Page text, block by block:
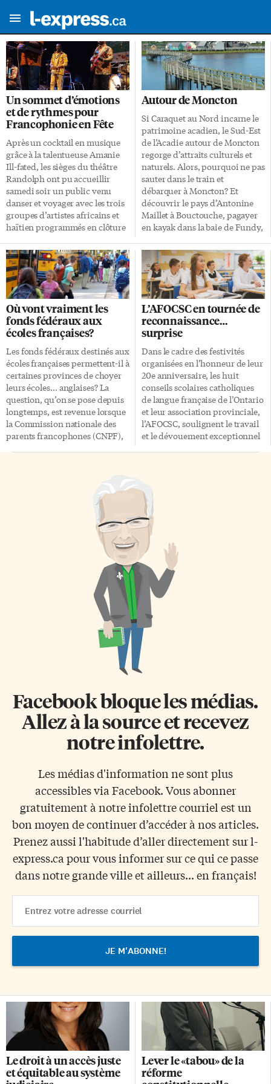
Un sommet d’émotions
et de rythmes pour
Francophonie en Fête
Après un cocktail en musique
grâce à la talentueuse Amanie
Ill-fated, les sièges du théâtre
Randolph ont pu accueillir
samedi soir un public venu
danser et voyager avec les trois
groupes d’artistes africains et
haïtien programmés en clôture
Fête 2017. La musique, un
langage C’était la première fois
que Francophonie en Fête
organisait une célébration
«afro-caribéenne». Ce soir-là,
qu’importe le dialecte, c’était la
musique et le rythme qui
étaient à l’honneur – pour
«décompresser», a dit le
présentateur Thierno Soumare
de CHOQ-FM. «La musique est
un langage à part, que tout le
monde peut comprendre»
confit […]
Autour de Moncton
Si Caraquet au Nord incarne le
patrimoine acadien, le Sud-Est
de l’Acadie autour de Moncton
regorge d’attraits culturels et
naturels. Alors, pourquoi ne pas
sauter dans le train et
débarquer à Moncton? Et
découvrir le pays d’Antonine
Maillet à Bouctouche, pagayer
en kayak dans la baie de Fundy,
plages de sable. Pour l’entrée en
matière: cap sur la Pointe-du-
Chène à Shédiac, à 26 km à l’est
de Moncton et goûter aux
charmes du Sud-Est de la côte
acadienne, entre homards,
sable et patrimoine. Pointe-du-
Chêne est une petite station
balnéaire, avec de petits chalets
tricotés serrés […]
Où vont vraiment les
fonds fédéraux aux
écoles françaises?
Les fonds fédéraux destinés aux
écoles françaises permettent-il à
certaines provinces de choyer
leurs écoles… anglaises? La
question, qu’on se pose depuis
longtemps, est revenue lorsque
la Commission nationale des
parents francophones (CNPF),
communautés francophones et
acadienne du Canada (FCFA)
ont annoncé, en septembre, une
entente avec Patrimoine
canadien qui porte entre autres
sur le contrôle de l’argent
qu’Ottawa verse aux systèmes
scolaires francophones. On
anomalie. Depuis des années,
Patrimoine canadien contribue
financièrement aux écoles
françaises sans trop savoir où
L’AFOCSC en tournée de
reconnaissance…
surprise
Dans le cadre des festivités
organisées en l’honneur de leur
20e anniversaire, les huit
conseils scolaires catholiques
de langue française de l’Ontario
et leur association provinciale,
l’AFOCSC, soulignent le travail
et le dévouement exceptionnel
catholique de langue française
en Ontario. Nos élèves
connaissent des résultats
scolaires supérieurs et les plus
hauts taux de diplomation de la
province grâce à l’engagement
du personnel à offrir une
éducation catholique de
qualité», de dire Lorraine
Presley, présidente du Conseil
ontarien des directions de
l’éducation catholique
(CODEC). «L’appui continu […]
Facebook bloque les médias.
Allez à la source et recevez
notre infolettre.
Les médias d'information ne sont plus
accessibles via Facebook. Vous abonner
gratuitement à notre infolettre courriel est un
bon moyen de continuer d’accéder à nos articles.
Prenez aussi l'habitude d’aller directement sur l-
express.ca pour vous informer sur ce qui ce passe
dans notre grande ville et ailleurs... en français!
Address
Le droit à un accès juste
et équitable au système
Lever le «tabou» de la
réforme